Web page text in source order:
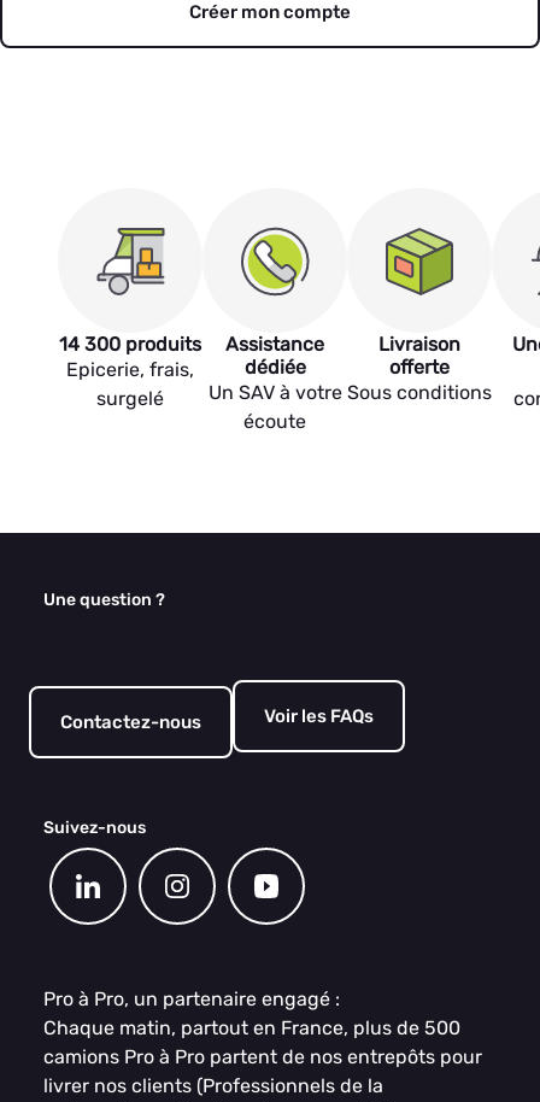
Créer mon compte
14 300 produits
Epicerie, frais,
surgelé
Assistance
dédiée
Un SAV à votre
écoute
Livraison
offerte
Sous conditions
Une question ?
Contactez-nous Voir les FAQs
Suivez-nous
Pro à Pro, un partenaire engagé :
Chaque matin, partout en France, plus de 500
camions Pro à Pro partent de nos entrepôts pour
livrer nos clients (Professionnels de la